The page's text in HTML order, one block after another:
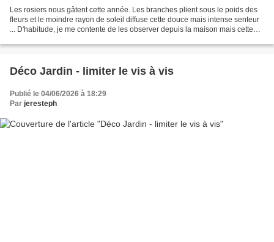
Les rosiers nous gâtent cette année. Les branches plient sous le poids des
fleurs et le moindre rayon de soleil diffuse cette douce mais intense senteur
... D'habitude, je me contente de les observer depuis la maison mais cette
Déco Jardin - limiter le vis à vis
Publié le 04/06/2026 à 18:29
Par jeresteph